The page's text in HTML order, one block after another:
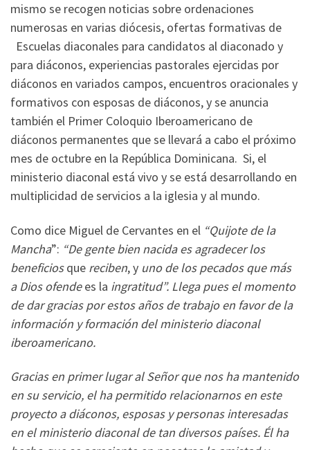
mismo se recogen noticias sobre ordenaciones
numerosas en varias diócesis, ofertas formativas de
Escuelas diaconales para candidatos al diaconado y
para diáconos, experiencias pastorales ejercidas por
diáconos en variados campos, encuentros oracionales y
formativos con esposas de diáconos, y se anuncia
también el Primer Coloquio Iberoamericano de
diáconos permanentes que se llevará a cabo el próximo
mes de octubre en la República Dominicana. Si, el
ministerio diaconal está vivo y se está desarrollando en
multiplicidad de servicios a la iglesia y al mundo.
Como dice Miguel de Cervantes en el “Quijote de la
Mancha”: “De gente bien nacida es agradecer los
beneficiosque reciben, y uno de los pecados que más
a Dios ofendees la ingratitud”. Llega pues el momento
de dar gracias por estos años de trabajo en favor de la
información y formación del ministerio diaconal
iberoamericano.
Gracias en primer lugar al Señor que nos ha mantenido
en su servicio, el ha permitido relacionarnos en este
proyecto a diáconos, esposas y personas interesadas
en el ministerio diaconal de tan diversos países. Él ha